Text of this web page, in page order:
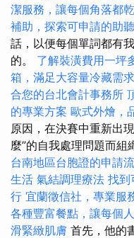
潔服務，讓每個角落都
補助，探索可申請的助
話，以便每個單詞都有
的。 了解裝潢費用一坪
箱，滿足大容量冷藏需求
合您的台北會計事務所
的專業方案 歐式外燴，
原因，在決賽中重新出
麼”的自我處理問題而組
台南地區台胞證的申請
生活 氣結調理療法 找到
行 宜蘭徵信社，專業服
各種豐富餐點，讓每個
滑緊緻肌膚 首先，他的